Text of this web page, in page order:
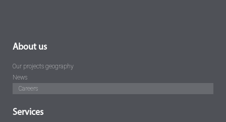
About us
Our projects geography
News
Careers
Services